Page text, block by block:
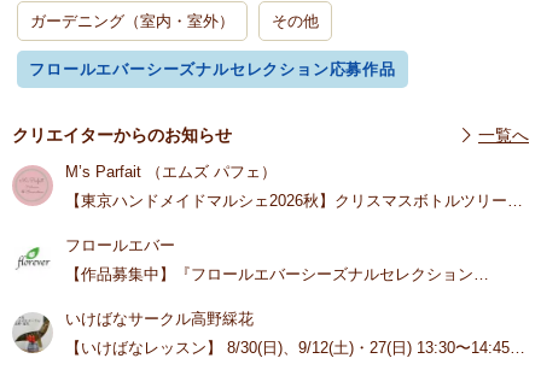
ガーデニング（室内・室外） その他
フロールエバーシーズナルセレクション応募作品
クリエイターからのお知らせ 一覧へ
M’s Parfait （エムズ パフェ）
【東京ハンドメイドマルシェ2026秋】 クリスマスボトルツリー講
10時〜17時 ブースNo.W-6
詳細はインスタをご覧くださいませ。
フロールエバー
【作品募集中】『フロールエバーシーズナルセレクション
リザーブドフラワーを使った作品でご参加ください☆選出作品は
2027公式デジタルカレンダーに掲載予定！Fla-co投稿サイトから
いけばなサークル高野綵花
【いけばなレッスン】 8/30(日)、9/12(土)・27(日) 13:30〜14:45